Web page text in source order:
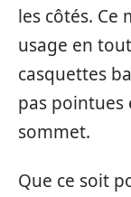
les côtés. Ce
usage en
casquettes
pas pointues
sommet.
Que ce soit